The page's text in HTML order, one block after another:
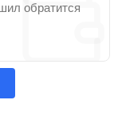
обратится